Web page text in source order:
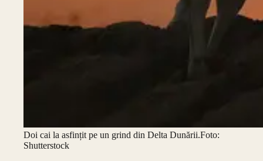
Doi cai la asfințit pe un grind din Delta Dunării.Foto:
Shutterstock